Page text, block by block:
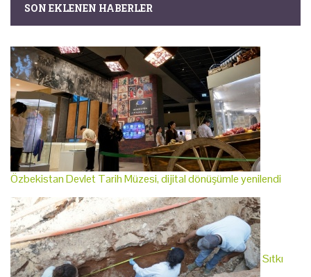
SON EKLENEN HABERLER
Özbekistan Devlet Tarih Müzesi, dijital dönüşümle yenilendi
Sıtkı